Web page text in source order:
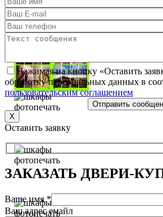
Нажимая на кнопку «Оставить
обработку персональных данных в
пользовательским соглашением
X
Оставить заявку
ЗАКАЗАТЬ ДВЕРИ-
Ваше имя *
Ваш адрес емайл